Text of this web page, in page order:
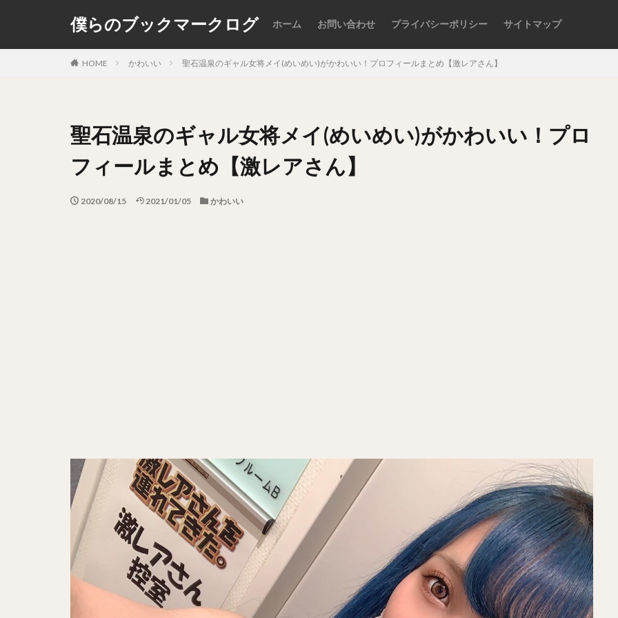
僕らのブックマークログ ホーム お問い合わせ プライバシーポリシー サイトマップ
HOME かわいい 聖石温泉のギャル女将メイ(めいめい)がかわいい！プロフィールまとめ【激レアさん】
聖石温泉のギャル女将メイ(めいめい)がかわいい！プロ
フィールまとめ【激レアさん】
2020/08/15 2021/01/05 かわいい
カテゴリー